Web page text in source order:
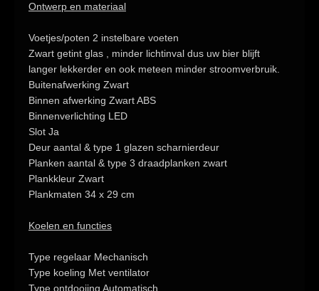
Ontwerp en materiaal
Voetjes/poten 2 instelbare voeten
Zwart getint glas , minder lichtinval dus uw bier blijft
langer lekkerder en ook meteen minder stroomverbruik.
Buitenafwerking Zwart
Binnen afwerking Zwart ABS
Binnenverlichting LED
Slot Ja
Deur aantal & type 1 glazen scharnierdeur
Planken aantal & type 3 draadplanken zwart
Plankkleur Zwart
Plankmaten 34 x 29 cm
Koelen en functies
Type regelaar Mechanisch
Type koeling Met ventilator
Type ontdooiing Automatisch